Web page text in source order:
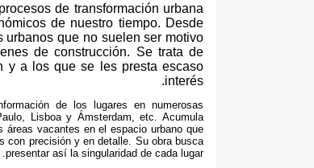
de transformación urbana
de nuestro tiempo. Desde
que no suelen ser motivo
de construcción. Se trata de
y a los que se les presta escaso
interés.
de los lugares en numerosas
, Lisboa y Ámsterdam , etc.Acumula
vacantes en el espacio urbano que
con precisión y en detalle Su obra busca
presentar así la singularidad de cada lugar